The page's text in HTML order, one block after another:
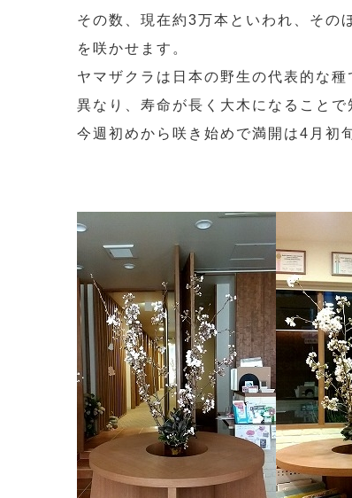
その数、現在約3万本といわれ、その
を咲かせます。
ヤマザクラは日本の野生の代表的な
異なり、寿命が長く大木になることで
今週初めから咲き始めで満開は4月初